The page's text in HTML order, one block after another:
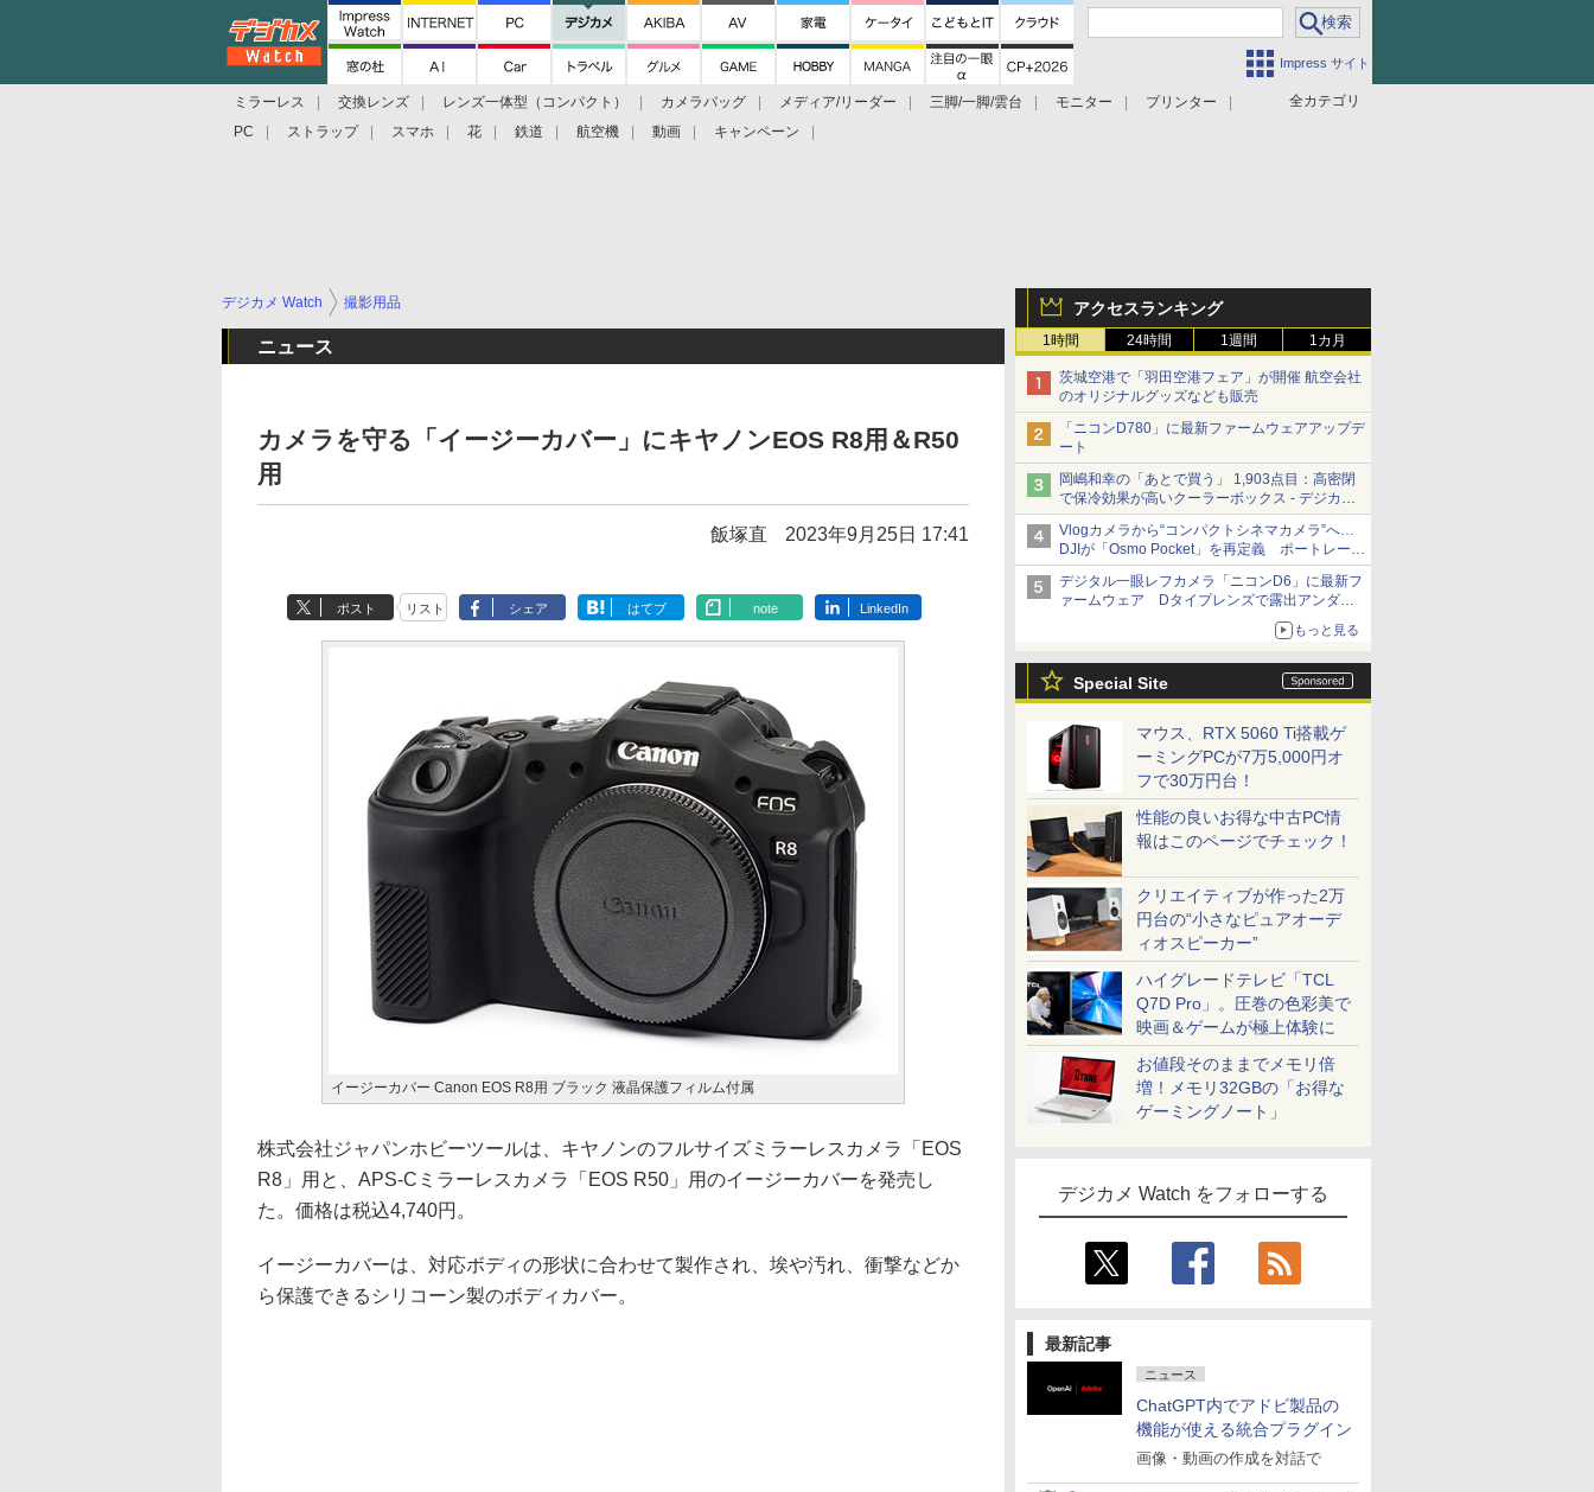
Impress サイト
全カテゴリ
ミラーレス 交換レンズ レンズ一体型（コンパクト） カメラバッグ メディア/リーダー 三脚/一脚/雲台 モニター
プリンター
PC
ストラップ スマホ 花 鉄道 航空機 動画 キャンペーン
アクセスランキング
1時間 24時間 1週間 1カ月
茨城空港で「羽田空港フェア」が開催 航空会社
のオリジナルグッズなども販売
「ニコンD780」に最新ファームウェアアップデ
ート
岡嶋和幸の「あとで買う」 1,903点目：高密閉
で保冷効果が高いクーラーボックス - デジカメ
Watch
Vlogカメラから“コンパクトシネマカメラ”へ…
DJIが「Osmo Pocket」を再定義 ポートレート
重視の映像設計に
デジタル一眼レフカメラ「ニコンD6」に最新フ
ァームウェア Dタイプレンズで露出アンダー
もっと見る
Special Site
マウス、RTX 5060 Ti搭載ゲ
ーミングPCが7万5,000円オ
フで30万円台！
性能の良いお得な中古PC情
報はこのページでチェック！
クリエイティブが作った2万
円台の“小さなピュアオーデ
ィオスピーカー”
ハイグレードテレビ「TCL
Q7D Pro」。圧巻の色彩美で
映画＆ゲームが極上体験に
お値段そのままでメモリ倍
増！メモリ32GBの「お得な
ゲーミングノート」
デジカメ Watch をフォローする
最新記事
ニュース
ChatGPT内でアドビ製品の
機能が使える統合プラグイン
画像・動画の作成を対話で
デジカメ Watch 撮影用品
ニュース
カメラを守る「イージーカバー」にキヤノンEOS R8用＆R50
用
飯塚直 2023年9月25日 17:41
ポスト リスト シェア はてブ note LinkedIn
イージーカバー Canon EOS R8用 ブラック 液晶保護フィルム付属
株式会社ジャパンホビーツールは、キヤノンのフルサイズミラーレスカメラ「EOS
R8」用と、APS-Cミラーレスカメラ「EOS R50」用のイージーカバーを発売し
た。価格は税込4,740円。
イージーカバーは、対応ボディの形状に合わせて製作され、埃や汚れ、衝撃などか
ら保護できるシリコーン製のボディカバー。